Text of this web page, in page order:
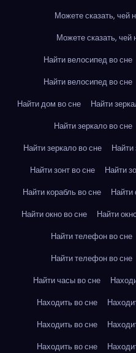
Можете сказать,
Можете сказать,
Найти велосипед во сне
Найти велосипед во сне
Найти дом во сне
Найти
Найти зеркало во сне
Найти зеркало во сне
Найти
Найти зонт во сне
Найти
Найти корабль во сне
Найти
Найти окно во сне
Найти
Найти телефон во сне
Найти телефон во сне
Найти часы во сне
Находить во сне
Находить во сне
Находить во сне